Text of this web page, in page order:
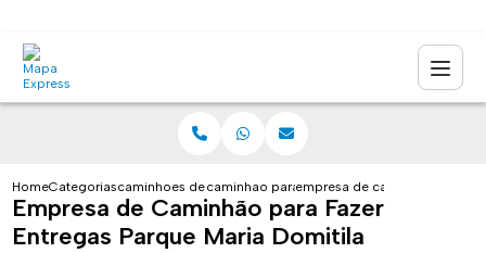
HomeCategoriascaminhoes de entregacaminhao para entrega sao paulo
empresa de caminhao para
Empresa de Caminhão para Fazer
Entregas Parque Maria Domitila